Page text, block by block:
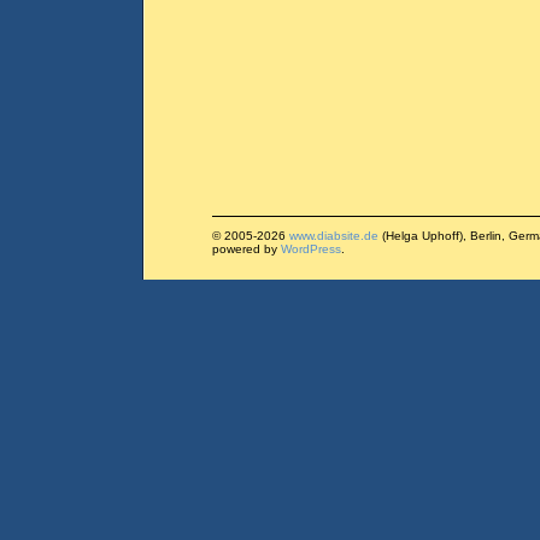
© 2005-2026 www.diabsite.de (Helga Uphoff), Berlin,
powered by WordPress.